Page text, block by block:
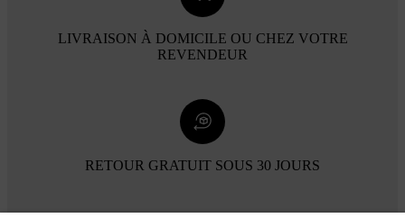
LIVRAISON À DOMICILE OU CHEZ VOTRE
REVENDEUR
RETOUR GRATUIT SOUS 30 JOURS